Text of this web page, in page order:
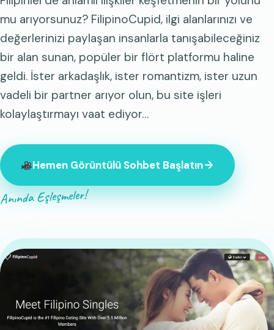
mu arıyorsunuz? FilipinoCupid, ilgi alanlarınızı ve
değerlerinizi paylaşan insanlarla tanışabileceğiniz
bir alan sunan, popüler bir flört platformu haline
geldi. İster arkadaşlık, ister romantizm, ister uzun
vadeli bir partner arıyor olun, bu site işleri
kolaylaştırmayı vaat ediyor…
Hemen Görüntülü Sohbet Başlatın
Anında Eşleşmeler!